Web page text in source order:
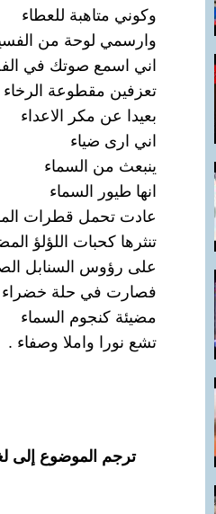
وكوني متاهبة للعطاء
وارسمي لوحة من
اني اسمع صوتك في
تعزفين مقطوعة الرخاء
بعيدا عن مكر الاعداء
اني ارى ضياء
ينبعث من السماء
انها طيور السماء
عادت تحمل قطرات
تنثرها كحبات اللؤلؤ
على رؤوس السنابل
فصارت في حلة خضراء
مضيئة كنجوم السماء
تشع نورا واملا وصفاء .
ترجم الموضوع إلى